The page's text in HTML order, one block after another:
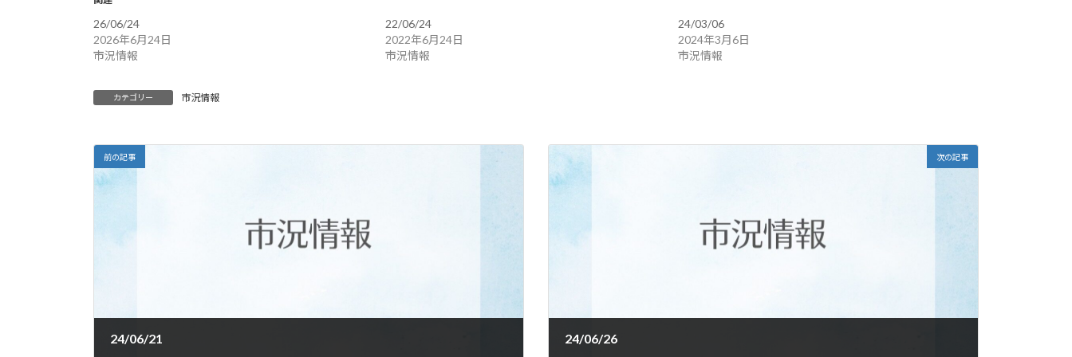
26/06/24
2026年6月24日
市況情報
22/06/24
2022年6月24日
市況情報
24/03/06
2024年3月6日
市況情報
カテゴリー 市況情報
前の記事
24/06/21
次の記事
24/06/26